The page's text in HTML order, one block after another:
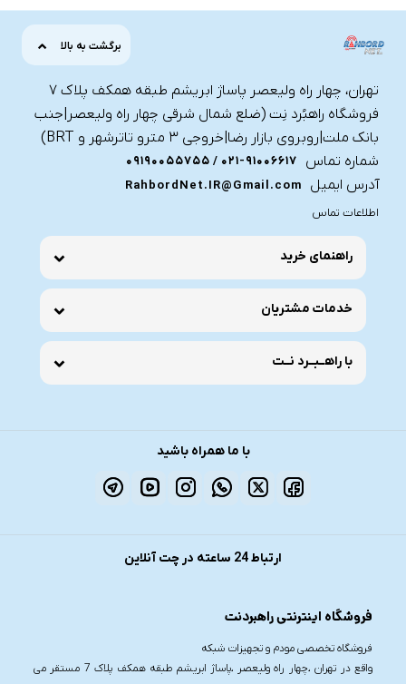
برگشت به بالا
تهران، چهار راه ولیعصر پاساژ ابریشم طبقه همکف پلاک ۷
فروشگاه راهبُرد نِت (ضلع شمال شرقی چهار راه ولیعصر|جنب
بانک ملت|روبروی بازار رضا|خروجی ۳ مترو تاترشهر و BRT)‎‎
شماره تماس
021-91006617 / 09190055755
آدرس ایمیل
RahbordNet.IR@Gmail.com
اطلاعات تماس
راهنمای خرید
خدمات مشتریان
با راهــبــرد نــت
با ما همراه باشید
ارتباط 24 ساعته در چت آنلاین
فروشگاه اینترنتی راهبردنت
فروشگاه تخصصی مودم و تجهیزات شبکه
واقع در تهران ،چهار راه ولیعصر ،پاساژ ابریشم طبقه همکف پلاک 7 مستقر می